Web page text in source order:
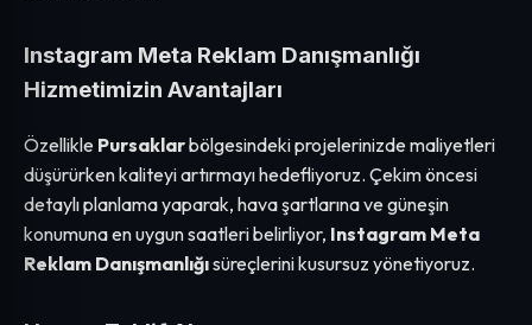
Instagram Meta Reklam Danışmanlığı
Hizmetimizin Avantajları
Özellikle Pursaklarbölgesindeki projelerinizde maliyetleri
düşürürken kaliteyi artırmayı hedefliyoruz. Çekim öncesi
detaylı planlama yaparak, hava şartlarına ve güneşin
konumuna en uygun saatleri belirliyor, Instagram Meta
Reklam Danışmanlığısüreçlerini kusursuz yönetiyoruz.